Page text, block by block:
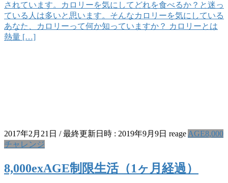
されています。カロリーを気にしてどれを食べるか？と迷っ
ている人は多いと思います。そんなカロリーを気にしている
あなた、カロリーって何か知っていますか？ カロリーとは
熱量 […]
2017年2月21日 / 最終更新日時 : 2019年9月9日 reage AGE8,000
チャレンジ
8,000exAGE制限生活（1ヶ月経過）